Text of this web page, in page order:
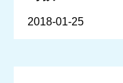
2018-01-25